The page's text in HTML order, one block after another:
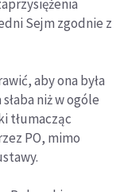
Sejm zgodnie z
aby ona była
niż w ogóle
tłumacząc
PO, mimo